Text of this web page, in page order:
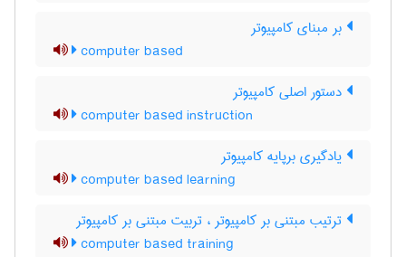
بر مبنای کامپیوتر
computer based
دستور اصلی کامپیوتر
computer based instruction
یادگیری برپایه کامپیوتر
computer based learning
ترتیب مبتنی بر کامپیوتر ، تربیت مبتنی بر کامپیوتر
computer based training